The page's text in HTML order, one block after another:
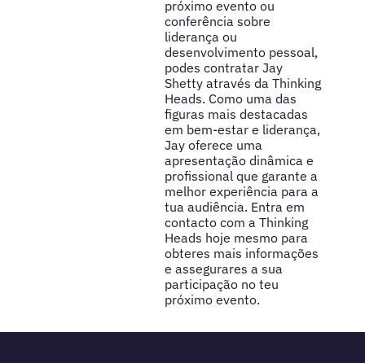
próximo evento ou
conferência sobre
liderança ou
desenvolvimento pessoal,
podes contratar Jay
Shetty através da Thinking
Heads. Como uma das
figuras mais destacadas
em bem-estar e liderança,
Jay oferece uma
apresentação dinâmica e
profissional que garante a
melhor experiência para a
tua audiência. Entra em
contacto com a Thinking
Heads hoje mesmo para
obteres mais informações
e assegurares a sua
participação no teu
próximo evento.